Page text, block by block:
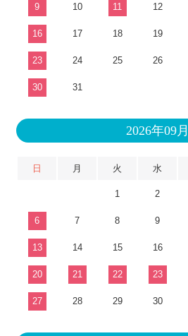
9 10 11 12
16 17 18 19
23 24 25 26
30 31
2026年09月
日 月 火 水
1 2
6 7 8 9
13 14 15 16
20 21 22 23
27 28 29 30